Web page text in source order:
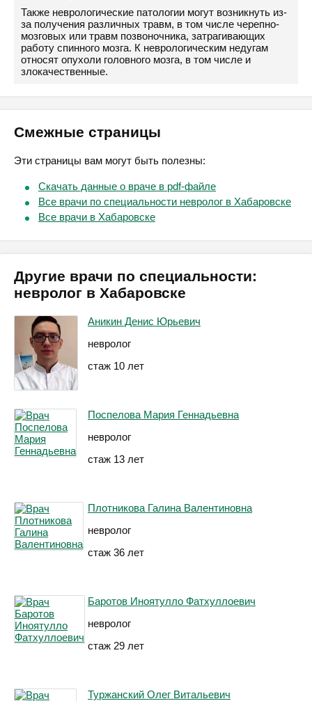
Также неврологические патологии могут возникнуть из-
за получения различных травм, в том числе черепно-
мозговых или травм позвоночника, затрагивающих
работу спинного мозга. К неврологическим недугам
относят опухоли головного мозга, в том числе и
злокачественные.
Смежные страницы
Эти страницы вам могут быть полезны:
Скачать данные о враче в pdf-файле
Все врачи по специальности невролог в Хабаровске
Все врачи в Хабаровске
Другие врачи по специальности:
невролог в Хабаровске
Аникин Денис Юрьевич
невролог
стаж 10 лет
Поспелова Мария Геннадьевна
невролог
стаж 13 лет
Плотникова Галина Валентиновна
невролог
стаж 36 лет
Баротов Иноятулло Фатхуллоевич
невролог
стаж 29 лет
Туржанский Олег Витальевич